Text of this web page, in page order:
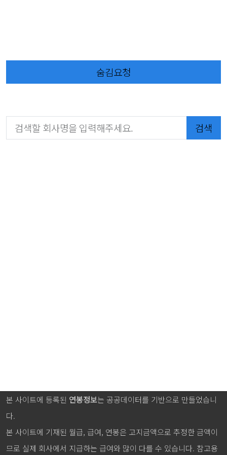
숨김요청
검색
본 사이트에 등록된 연봉정보는 공공데이터를 기반으로 만들었습니
다.
본 사이트에 기재된 월급, 급여, 연봉은 고지금액으로 추정한 금액이
므로 실제 회사에서 지급하는 급여와 많이 다를 수 있습니다. 참고용